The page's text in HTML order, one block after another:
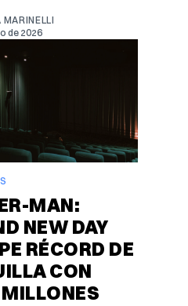
MARINELLI
de 2026
MAN:
NEW DAY
RÉCORD DE
CON